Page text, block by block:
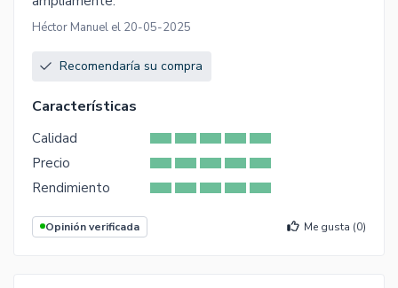
Héctor Manuel el 20-05-2025
Recomendaría su compra
Características
Calidad
Precio
Rendimiento
Opinión verificada Me gusta (0)